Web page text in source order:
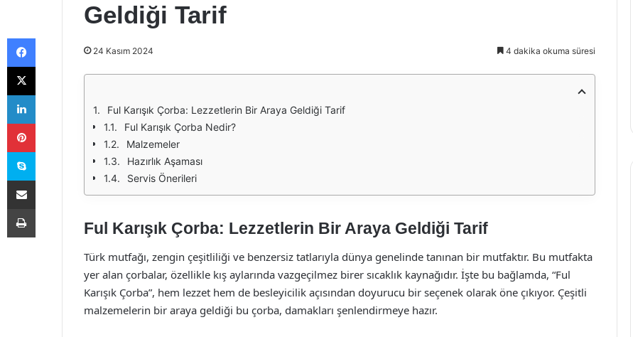
Geldiği Tarif
24 Kasım 2024 4 dakika okuma süresi
Ful Karışık Çorba: Lezzetlerin Bir Araya Geldiği Tarif
Ful Karışık Çorba Nedir?
Malzemeler
Hazırlık Aşaması
Servis Önerileri
Ful Karışık Çorba: Lezzetlerin Bir Araya Geldiği Tarif
Türk mutfağı, zengin çeşitliliği ve benzersiz tatlarıyla dünya genelinde tanınan bir mutfaktır. Bu mutfakta
yer alan çorbalar, özellikle kış aylarında vazgeçilmez birer sıcaklık kaynağıdır. İşte bu bağlamda, “Ful
Karışık Çorba”, hem lezzet hem de besleyicilik açısından doyurucu bir seçenek olarak öne çıkıyor. Çeşitli
malzemelerin bir araya geldiği bu çorba, damakları şenlendirmeye hazır.
Facebook
X
LinkedIn
Pinterest
Skype
E-Posta ile paylaş